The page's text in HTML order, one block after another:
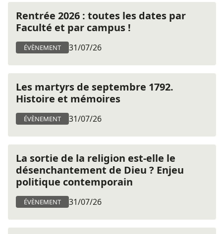
Rentrée 2026 : toutes les dates par
Faculté et par campus !
ÉVÈNEMENT 31/07/26
Les martyrs de septembre 1792.
Histoire et mémoires
ÉVÈNEMENT 31/07/26
La sortie de la religion est-elle le
désenchantement de Dieu ? Enjeu
politique contemporain
ÉVÈNEMENT 31/07/26